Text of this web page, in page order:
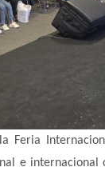
Feria
e internacional